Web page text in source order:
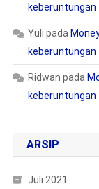
keberuntungan
Yuli pada
keberuntungan
Ridwan pada
keberuntungan
ARSIP
Juli 2021